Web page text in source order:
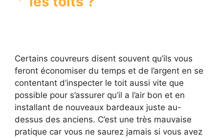
Certains couvreurs disent souvent qu’ils vous
feront économiser du temps et de l’argent en se
contentant d’inspecter le toit aussi vite que
possible pour s’assurer qu’il a l’air bon et en
installant de nouveaux bardeaux juste au-
dessus des anciens. C’est une très mauvaise
pratique car vous ne saurez jamais si vous avez